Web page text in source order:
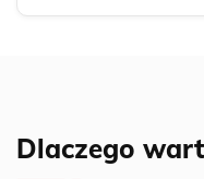
Dlaczego